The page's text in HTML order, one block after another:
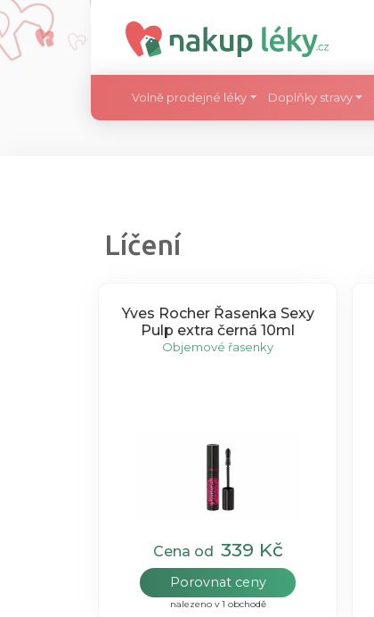
Volně prodejné léky Doplňky stravy
Líčení
Yves Rocher Řasenka Sexy
Pulp extra černá 10ml
Objemové řasenky
Cena od 339 Kč
Porovnat ceny
nalezeno v 1 obchodě